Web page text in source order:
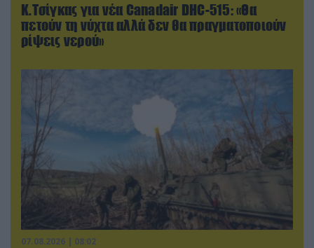
Κ.Τσίγκας για νέα Canadair DHC-515: «Θα
πετούν τη νύχτα αλλά δεν θα πραγματοποιούν
ρίψεις νερού»
07.08.2026 | 08:02